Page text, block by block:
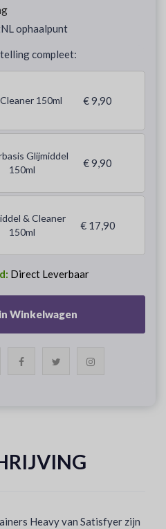
ophaalpunt
compleet:
150ml € 9,90
Glijmiddel
150ml
€ 9,90
& Cleaner
150ml
€ 17,90
Direct Leverbaar
Winkelwagen
Heavy van Satisfyer zijn